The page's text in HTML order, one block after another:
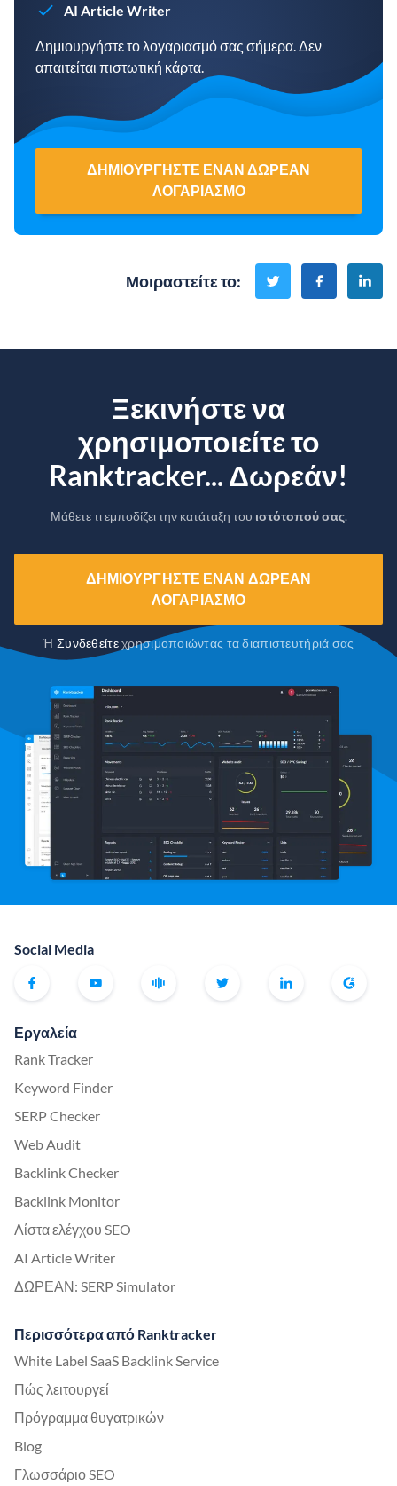
AI Article Writer
Δημιουργήστε το λογαριασμό σας σήμερα. Δεν
απαιτείται πιστωτική κάρτα.
ΔΗΜΙΟΥΡΓΉΣΤΕ ΈΝΑΝ ΔΩΡΕΆΝ
ΛΟΓΑΡΙΑΣΜΌ
Μοιραστείτε το:
Ξεκινήστε να
χρησιμοποιείτε το
Ranktracker... Δωρεάν!
Μάθετε τι εμποδίζει την κατάταξη του ιστότοπού σας.
ΔΗΜΙΟΥΡΓΉΣΤΕ ΈΝΑΝ ΔΩΡΕΆΝ
ΛΟΓΑΡΙΑΣΜΌ
ΉΣυνδεθείτεχρησιμοποιώντας τα διαπιστευτήριά σας
Social Media
Εργαλεία
Rank Tracker
Keyword Finder
SERP Checker
Web Audit
Backlink Checker
Backlink Monitor
Λίστα ελέγχου SEO
AI Article Writer
ΔΩΡΕΑΝ: SERP Simulator
Περισσότερα από Ranktracker
White Label SaaS Backlink Service
Πώς λειτουργεί
Πρόγραμμα θυγατρικών
Blog
Γλωσσάριο SEO